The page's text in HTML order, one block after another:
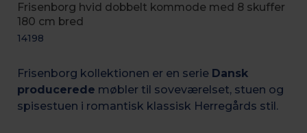
Frisenborg hvid dobbelt kommode med 8 skuffer
180 cm bred
14198
Frisenborg kollektionen er en serie Dansk
producerede møbler til soveværelset, stuen og
spisestuen i romantisk k lassisk Herregårds stil.